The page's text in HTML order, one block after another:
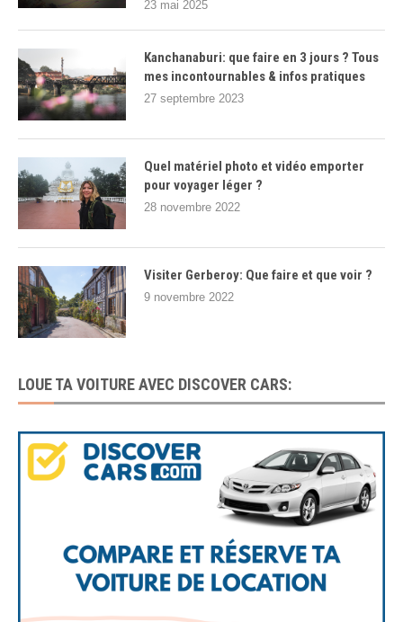
23 mai 2025
Kanchanaburi: que faire en 3 jours ? Tous
mes incontournables & infos pratiques
27 septembre 2023
Quel matériel photo et vidéo emporter
pour voyager léger ?
28 novembre 2022
Visiter Gerberoy: Que faire et que voir ?
9 novembre 2022
LOUE TA VOITURE AVEC DISCOVER CARS: